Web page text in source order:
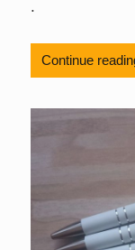
.
Continue